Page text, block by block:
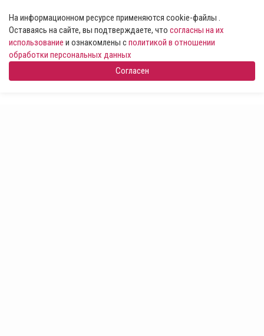
На информационном ресурсе применяются cookie-файлы .
Оставаясь на сайте, вы подтверждаете, что согласны на их
использование и ознакомлены сполитикой в отношении
обработки персональных данных
Согласен